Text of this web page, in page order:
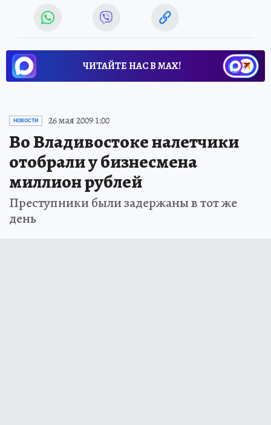
ЧИТАЙТЕ НАС В МАХ!
НОВОСТИ 26 мая 2009 1:00
Во Владивостоке налетчики
отобрали у бизнесмена
миллион рублей
Преступники были задержаны в тот же
день